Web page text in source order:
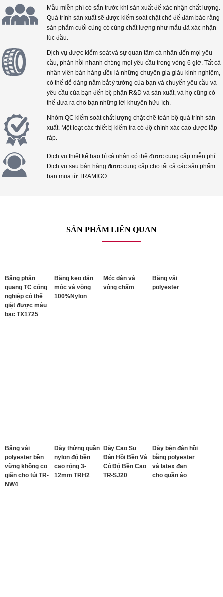
Mẫu miễn phí có sẵn trước khi sản xuất để xác nhận chất lượng.
Quá trình sản xuất sẽ được kiểm soát chặt chẽ để đảm bảo rằng
sản phẩm cuối cùng có cùng chất lượng như mẫu đã xác nhận
lúc đầu.
Dịch vụ được kiểm soát và sự quan tâm cá nhân đến mọi yêu
cầu, phản hồi nhanh chóng mọi yêu cầu trong vòng 6 giờ. Tất cả
nhân viên bán hàng đều là những chuyên gia giàu kinh nghiệm,
có thể dễ dàng nắm bắt ý tưởng của bạn và chuyển yêu cầu và
yêu cầu của bạn đến bộ phận R&D và sản xuất, và họ cũng có
thể đưa ra cho bạn những lời khuyên hữu ích.
Nhóm QC kiểm soát chất lượng chặt chẽ toàn bộ quá trình sản
xuất. Một loạt các thiết bị kiểm tra có độ chính xác cao được lắp
ráp.
Dịch vụ thiết kế bao bì cá nhân có thể được cung cấp miễn phí.
Dịch vụ sau bán hàng được cung cấp cho tất cả các sản phẩm
bạn mua từ TRAMIGO.
SẢN PHẨM LIÊN QUAN
Băng phản
quang TC công
nghiệp có thể
giặt được màu
bạc TX1725
Băng keo dán
móc và vòng
100%Nylon
Móc dán và
vòng chấm
Băng vải
polyester
Băng vải
polyester bền
vững không co
giãn cho túi TR-
NW4
Dây thừng quần
nylon độ bền
cao rộng 3-
12mm TRH2
Dây Cao Su
Đàn Hồi Bền Và
Có Độ Bền Cao
TR-SJ20
Dây bện đàn hồi
bằng polyester
và latex đan
cho quần áo